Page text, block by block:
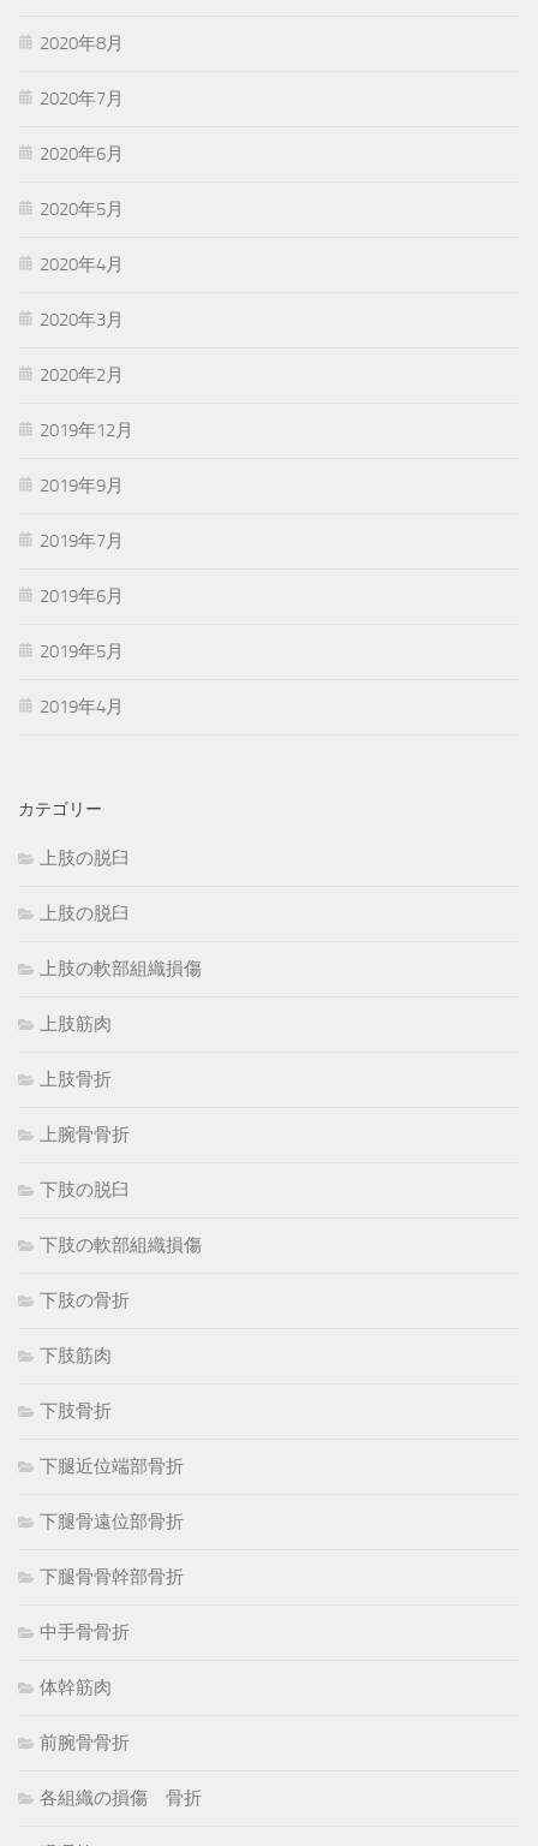
2020年8月
2020年7月
2020年6月
2020年5月
2020年4月
2020年3月
2020年2月
2019年12月
2019年9月
2019年7月
2019年6月
2019年5月
2019年4月
カテゴリー
上肢の脱臼
上肢の脱臼
上肢の軟部組織損傷
上肢筋肉
上肢骨折
上腕骨骨折
下肢の脱臼
下肢の軟部組織損傷
下肢の骨折
下肢筋肉
下肢骨折
下腿近位端部骨折
下腿骨遠位部骨折
下腿骨骨幹部骨折
中手骨骨折
体幹筋肉
前腕骨骨折
各組織の損傷 骨折